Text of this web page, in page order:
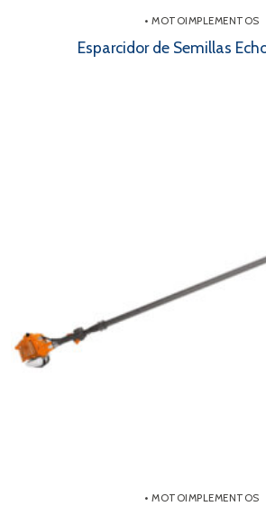
• MOTOIMPLEMENTOS
Esparcidor de Semillas
• MOTOIMPLEMENTOS